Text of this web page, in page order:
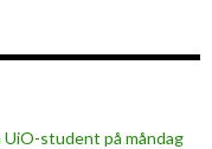
UiO-student på måndag